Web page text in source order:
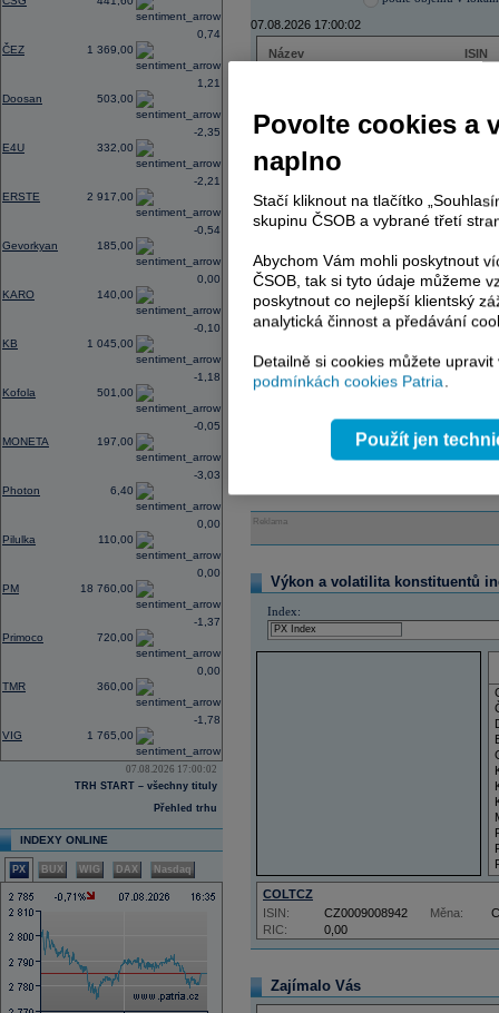
ČEZ 1 369,00
0,74
Doosan 503,00
1,21
E4U 332,00
-2,35
ERSTE 2 917,00
-2,21
Gevorkyan 185,00
-0,54
KARO 140,00
0,00
KB 1 045,00
-0,10
Kofola 501,00
-1,18
MONETA 197,00
-0,05
Photon 6,40
-3,03
Pilulka 110,00
0,00
PM 18 760,00
0,00
Primoco 720,00
-1,37
TMR 360,00
0,00
VIG 1 765,00
-1,78
07.08.2026 17:00:02
TRH START – všechny tituly
Přehled trhu
INDEXY ONLINE
PX BUX WIG DAX Nasdaq
07.08.2026 17:00:02
Název
ISIN
ERSTE BANK
TMR
AD index - vývoj
Region
Reklama
Výkon a volatilita konstituentů
Index:
COLTCZ
RIC: 0,00
ISIN: CZ0009008942 Měna:
Zajímalo Vás
Povolte cookies a
naplno
Stačí kliknout na tlačítko
skupinu ČSOB a vybrané třetí
Abychom Vám mohli poskytnout
ČSOB, tak si tyto údaje můžeme
poskytnout co nejlepší klientský
analytická činnost a předávání
Detailně si cookies můžete
podmínkách cookies Patria.
Použít jen